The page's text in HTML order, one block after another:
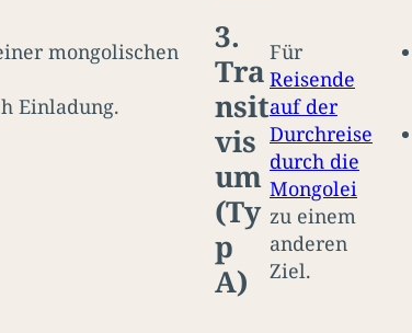
mongolischen
Einladung.
3.
Tra
nsit
vis
um
(Ty
p
A)
Für
Reisende
auf der
Durchreise
durch die
Mongolei
zu einem
anderen
Ziel.